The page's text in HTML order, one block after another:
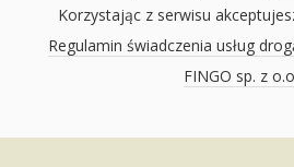
Korzystając z serwisu
Regulamin świadczenia usług
FINGO sp. z